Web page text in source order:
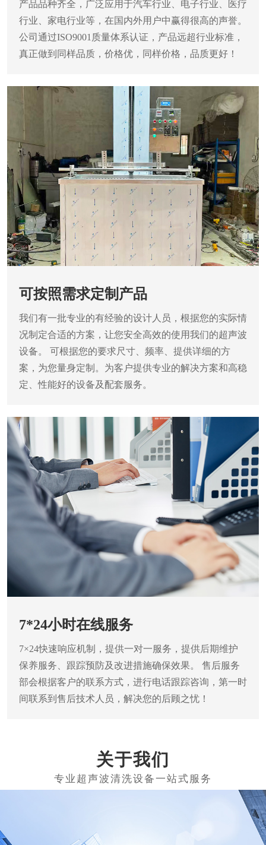
产品品种齐全，广泛应用于汽车行业、电子行业、医疗
行业、家电行业等，在国内外用户中赢得很高的声誉。
公司通过ISO9001质量体系认证，产品远超行业标准，
真正做到同样品质，价格优，同样价格，品质更好！
可按照需求定制产品
我们有一批专业的有经验的设计人员，根据您的实际情
况制定合适的方案，让您安全高效的使用我们的超声波
设备。
可根据您的要求尺寸、频率、提供详细的方
案，为您量身定制。为客户提供专业的解决方案和高稳
定、性能好的设备及配套服务。
7*24小时在线服务
7×24快速响应机制，提供一对一服务，提供后期维护
保养服务、跟踪预防及改进措施确保效果。
售后服务
部会根据客户的联系方式，进行电话跟踪咨询，第一时
间联系到售后技术人员，解决您的后顾之忧！
关于我们